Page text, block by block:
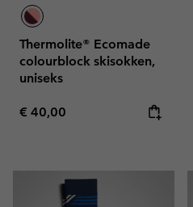
Thermolite® Ecomade
colourblock skisokken,
uniseks
Regular price:
€ 40,00